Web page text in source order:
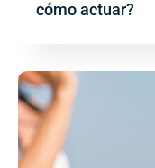
cómo actuar?